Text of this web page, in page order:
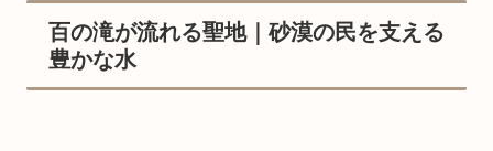
百の滝が流れる聖地｜砂漠の民を支える
豊かな水